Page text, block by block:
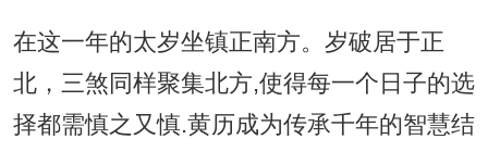
在这一年的太岁坐镇正南方。岁破居于正
北，三煞同样聚集北方,使得每一个日子的选
择都需慎之又慎.黄历成为传承千年的智慧结